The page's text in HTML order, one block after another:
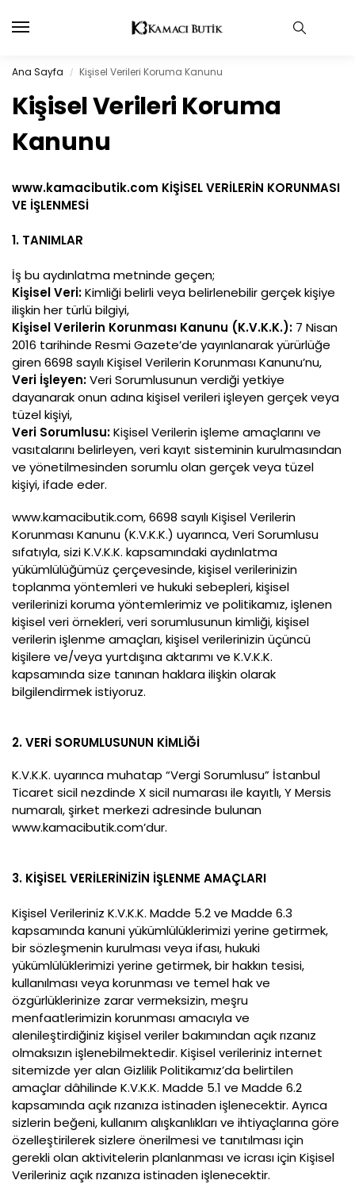
Ana Sayfa / Kişisel Verileri Koruma Kanunu
Kişisel Verileri Koruma
Kanunu
www.kamacibutik.com KİŞİSEL VERİLERİN KORUNMASI
VE İŞLENMESİ
1. TANIMLAR
İş bu aydınlatma metninde geçen;
Kişisel Veri:Kimliği belirli veya belirlenebilir gerçek kişiye
ilişkin her türlü bilgiyi,
Kişisel Verilerin Korunması Kanunu (K.V.K.K.): 7 Nisan
2016 tarihinde Resmi Gazete’de yayınlanarak yürürlüğe
giren 6698 sayılı Kişisel Verilerin Korunması Kanunu’nu,
Veri İşleyen:Veri Sorumlusunun verdiği yetkiye
dayanarak onun adına kişisel verileri işleyen gerçek veya
tüzel kişiyi,
Veri Sorumlusu:Kişisel Verilerin işleme amaçlarını ve
vasıtalarını belirleyen, veri kayıt sisteminin kurulmasından
ve yönetilmesinden sorumlu olan gerçek veya tüzel
kişiyi, ifade eder.
www.kamacibutik.com, 6698 sayılı Kişisel Verilerin
Korunması Kanunu (K.V.K.K.) uyarınca, Veri Sorumlusu
sıfatıyla, sizi K.V.K.K. kapsamındaki aydınlatma
yükümlülüğümüz çerçevesinde, kişisel verilerinizin
toplanma yöntemleri ve hukuki sebepleri, kişisel
verilerinizi koruma yöntemlerimiz ve politikamız, işlenen
kişisel veri örnekleri, veri sorumlusunun kimliği, kişisel
verilerin işlenme amaçları, kişisel verilerinizin üçüncü
kişilere ve/veya yurtdışına aktarımı ve K.V.K.K.
kapsamında size tanınan haklara ilişkin olarak
bilgilendirmek istiyoruz.
2. VERİ SORUMLUSUNUN KİMLİĞİ
K.V.K.K. uyarınca muhatap “Vergi Sorumlusu” İstanbul
Ticaret sicil nezdinde X sicil numarası ile kayıtlı, Y Mersis
numaralı, şirket merkezi adresinde bulunan
www.kamacibutik.com’dur.
3. KİŞİSEL VERİLERİNİZİN İŞLENME AMAÇLARI
Kişisel Verileriniz K.V.K.K. Madde 5.2 ve Madde 6.3
kapsamında kanuni yükümlülüklerimizi yerine getirmek,
bir sözleşmenin kurulması veya ifası, hukuki
yükümlülüklerimizi yerine getirmek, bir hakkın tesisi,
kullanılması veya korunması ve temel hak ve
özgürlüklerinize zarar vermeksizin, meşru
menfaatlerimizin korunması amacıyla ve
alenileştirdiğiniz kişisel veriler bakımından açık rızanız
olmaksızın işlenebilmektedir. Kişisel verileriniz internet
sitemizde yer alan Gizlilik Politikamız’da belirtilen
amaçlar dâhilinde K.V.K.K. Madde 5.1 ve Madde 6.2
kapsamında açık rızanıza istinaden işlenecektir. Ayrıca
sizlerin beğeni, kullanım alışkanlıkları ve ihtiyaçlarına göre
özelleştirilerek sizlere önerilmesi ve tanıtılması için
gerekli olan aktivitelerin planlanması ve icrası için Kişisel
Verileriniz açık rızanıza istinaden işlenecektir.